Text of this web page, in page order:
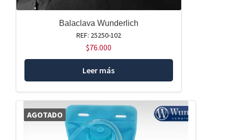
Balaclava Wunderlich
REF: 25250-102
$76.000
Leer más
AGOTADO